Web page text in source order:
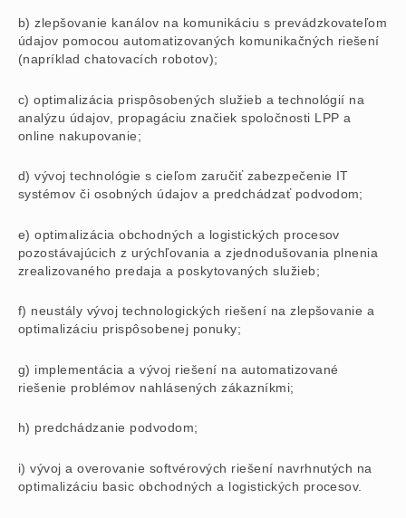
b) zlepšovanie kanálov na komunikáciu s prevádzkovateľom
údajov pomocou automatizovaných komunikačných riešení
(napríklad chatovacích robotov);
c) optimalizácia prispôsobených služieb a technológií na
analýzu údajov, propagáciu značiek spoločnosti LPP a
online nakupovanie;
d) vývoj technológie s cieľom zaručiť zabezpečenie IT
systémov či osobných údajov a predchádzať podvodom;
e) optimalizácia obchodných a logistických procesov
pozostávajúcich z urýchľovania a zjednodušovania plnenia
zrealizovaného predaja a poskytovaných služieb;
f) neustály vývoj technologických riešení na zlepšovanie a
optimalizáciu prispôsobenej ponuky;
g) implementácia a vývoj riešení na automatizované
riešenie problémov nahlásených zákazníkmi;
h) predchádzanie podvodom;
i) vývoj a overovanie softvérových riešení navrhnutých na
optimalizáciu basic obchodných a logistických procesov.